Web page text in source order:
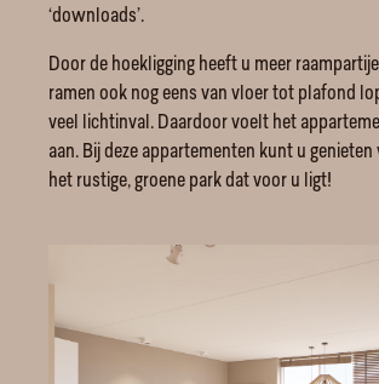
‘downloads’.
Door de hoekligging heeft u meer
ramen ook nog eens van vloer tot plafond
veel lichtinval. Daardoor voelt het
aan. Bij deze appartementen kunt u genieten
het rustige, groene park dat voor u ligt!